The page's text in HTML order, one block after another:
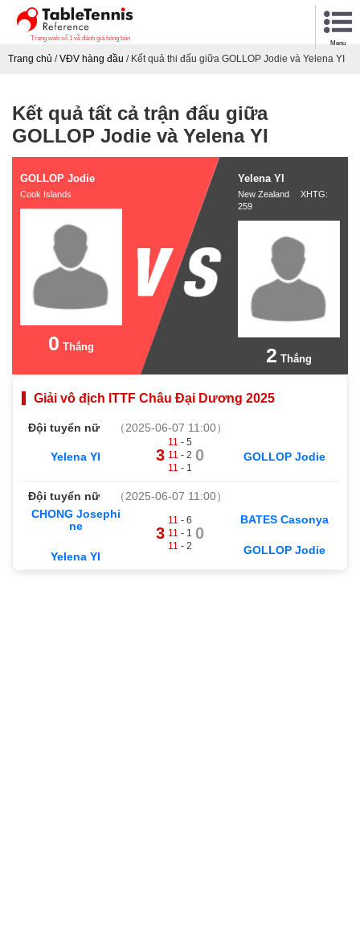
Trang web số 1 về đánh giá bóng bàn
Menu
Trang chủ /VĐV hàng đầu / Kết quả thi đấu giữa GOLLOP Jodie và Yelena YI
Kết quả tất cả trận đấu giữa
GOLLOP Jodie và Yelena YI
GOLLOP Jodie
Cook Islands
0 Thắng
Yelena YI
New Zealand XHTG:
259
2 Thắng
Giải vô địch ITTF Châu Đại Dương 2025
Đội tuyển nữ （2025-06-07 11:00）
Yelena YI 3
11 - 5
11 - 2
11 - 1
0 GOLLOP Jodie
Đội tuyển nữ
（2025-06-07 11:00）
CHONG Josephi
ne
Yelena YI
3
11 - 6
11 - 1
11 - 2
0
BATES Casonya
GOLLOP Jodie